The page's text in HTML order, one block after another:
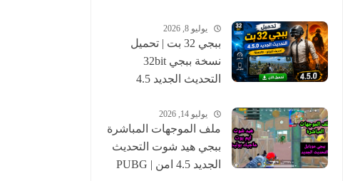
pubgskins
يوليو 8, 2026
ببجي 32 بت | تحميل
نسخة ببجي 32bit
التحديث الجديد 4.5
يوليو 14, 2026
ملف الموجهات المباشرة
ببجي هيد شوت التحديث
الجديد 4.5 امن | PUBG